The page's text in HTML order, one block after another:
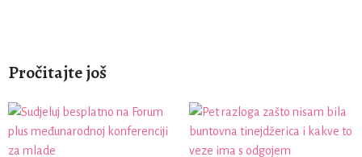
Pročitajte još